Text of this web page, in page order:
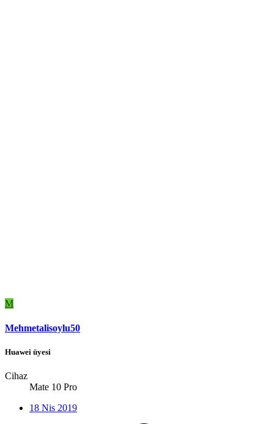
M
Mehmetalisoylu50
Huawei üyesi
Cihaz
Mate 10 Pro
18 Nis 2019